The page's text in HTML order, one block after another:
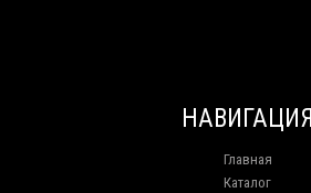
НАВИГАЦИЯ
Главная
Каталог